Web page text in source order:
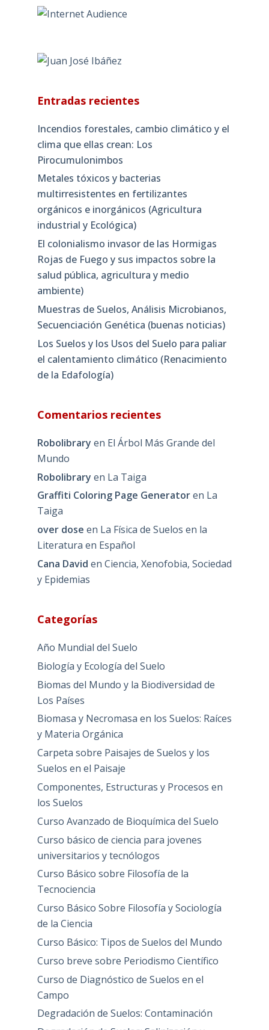
Entradas recientes
Incendios forestales, cambio climático y el
clima que ellas crean: Los
Pirocumulonimbos
Metales tóxicos y bacterias
multirresistentes en fertilizantes
orgánicos e inorgánicos (Agricultura
industrial y Ecológica)
El colonialismo invasor de las Hormigas
Rojas de Fuego y sus impactos sobre la
salud pública, agricultura y medio
ambiente)
Muestras de Suelos, Análisis Microbianos,
Secuenciación Genética (buenas noticias)
Los Suelos y los Usos del Suelo para paliar
el calentamiento climático (Renacimiento
de la Edafología)
Comentarios recientes
Robolibrary en El Árbol Más Grande del
Mundo
Robolibrary en La Taiga
Graffiti Coloring Page Generatoren La
Taiga
over dose en La Física de Suelos en la
Literatura en Español
Cana David en Ciencia, Xenofobia, Sociedad
y Epidemias
Categorías
Año Mundial del Suelo
Biología y Ecología del Suelo
Biomas del Mundo y la Biodiversidad de
Los Países
Biomasa y Necromasa en los Suelos: Raíces
y Materia Orgánica
Carpeta sobre Paisajes de Suelos y los
Suelos en el Paisaje
Componentes, Estructuras y Procesos en
los Suelos
Curso Avanzado de Bioquímica del Suelo
Curso básico de ciencia para jovenes
universitarios y tecnólogos
Curso Básico sobre Filosofía de la
Tecnociencia
Curso Básico Sobre Filosofía y Sociología
de la Ciencia
Curso Básico: Tipos de Suelos del Mundo
Curso breve sobre Periodismo Científico
Curso de Diagnóstico de Suelos en el
Campo
Degradación de Suelos: Contaminación